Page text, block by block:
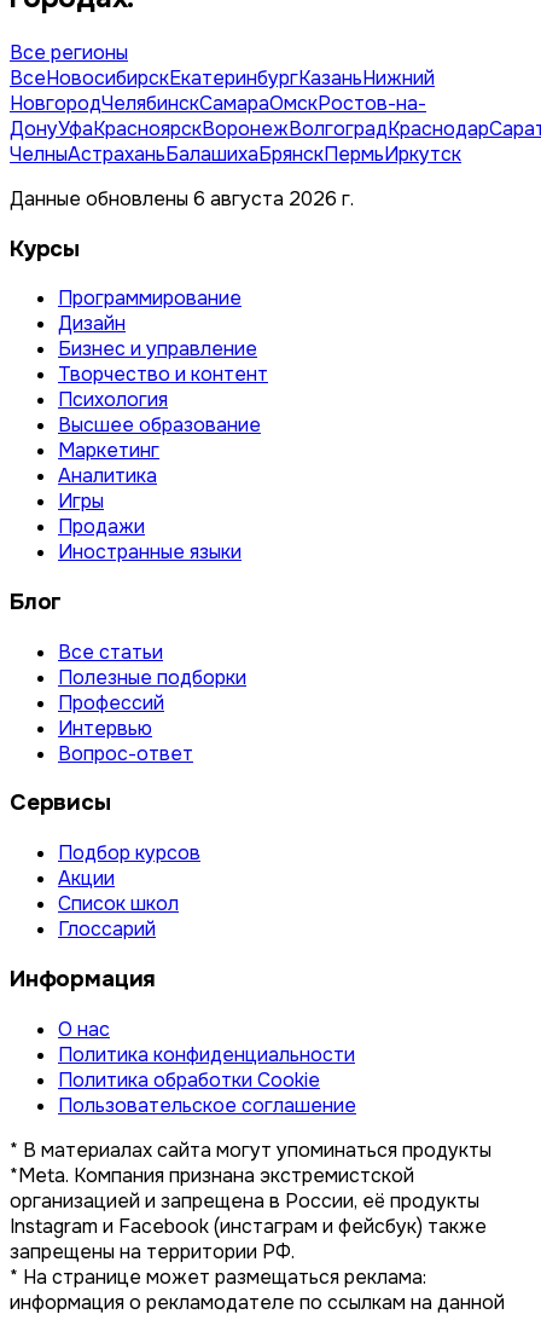
Все регионы
ВсеНовосибирскЕкатеринбургКазаньНижний
НовгородЧелябинскСамараОмскРостов-на-
ДонуУфаКрасноярскВоронежВолгоградКраснодар
ЧелныАстраханьБалашихаБрянскПермьИркутск
Данные обновлены 6 августа 2026 г.
Курсы
Программирование
Дизайн
Бизнес и управление
Творчество и контент
Психология
Высшее образование
Маркетинг
Аналитика
Игры
Продажи
Иностранные языки
Блог
Все статьи
Полезные подборки
Профессий
Интервью
Вопрос-ответ
Сервисы
Подбор курсов
Акции
Список школ
Глоссарий
Информация
О нас
Политика конфиденциальности
Политика обработки Cookie
Пользовательское соглашение
* В материалах сайта могут упоминаться продукты
*Meta. Компания признана экстремистской
организацией и запрещена в России, её продукты
Instagram и Facebook (инстаграм и фейсбук) также
запрещены на территории РФ.
* На странице может размещаться реклама:
информация о рекламодателе по ссылкам на данной